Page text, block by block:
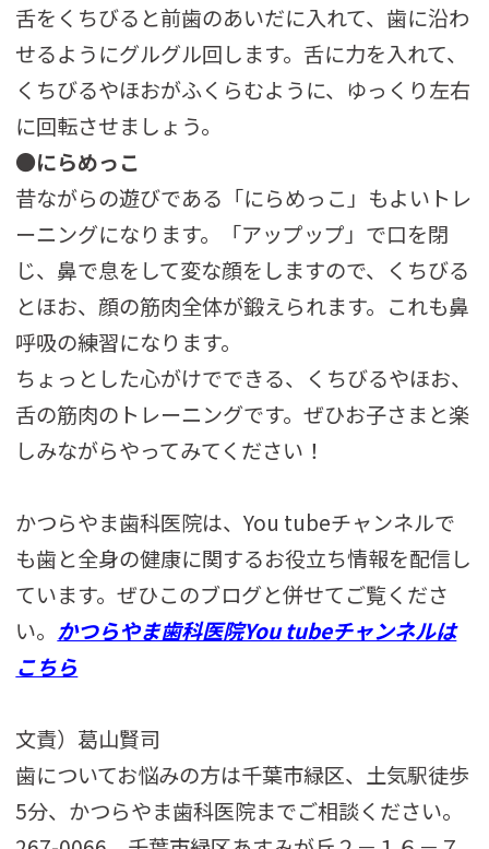
舌をくちびると前歯のあいだに入れて、歯に沿わ
せるようにグルグル回します。舌に力を入れて、
くちびるやほおがふくらむように、ゆっくり左右
に回転させましょう。
●にらめっこ
昔ながらの遊びである「にらめっこ」もよいトレ
ーニングになります。「アップップ」で口を閉
じ、鼻で息をして変な顔をしますので、くちびる
とほお、顔の筋肉全体が鍛えられます。これも鼻
呼吸の練習になります。
ちょっとした心がけでできる、くちびるやほお、
舌の筋肉のトレーニングです。ぜひお子さまと楽
しみながらやってみてください！
かつらやま歯科医院は、You tubeチャンネルで
も歯と全身の健康に関するお役立ち情報を配信し
ています。ぜひこのブログと併せてご覧くださ
い。 かつらやま歯科医院You tubeチャンネルは
こちら
文責）葛山賢司
歯についてお悩みの方は千葉市緑区、土気駅徒歩
5分、かつらやま歯科医院までご相談ください。